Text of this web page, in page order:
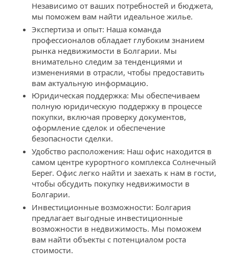
Независимо от ваших потребностей и бюджета,
мы поможем вам найти идеальное жилье.
Экспертиза и опыт: Наша команда
профессионалов обладает глубоким знанием
рынка недвижимости в Болгарии. Мы
внимательно следим за тенденциями и
изменениями в отрасли, чтобы предоставить
вам актуальную информацию.
Юридическая поддержка: Мы обеспечиваем
полную юридическую поддержку в процессе
покупки, включая проверку документов,
оформление сделок и обеспечение
безопасности сделки.
Удобство расположения: Наш офис находится в
самом центре курортного комплекса Солнечный
Берег. Офис легко найти и заехать к нам в гости,
чтобы обсудить покупку недвижимости в
Болгарии.
Инвестиционные возможности: Болгария
предлагает выгодные инвестиционные
возможности в недвижимость. Мы поможем
вам найти объекты с потенциалом роста
стоимости.